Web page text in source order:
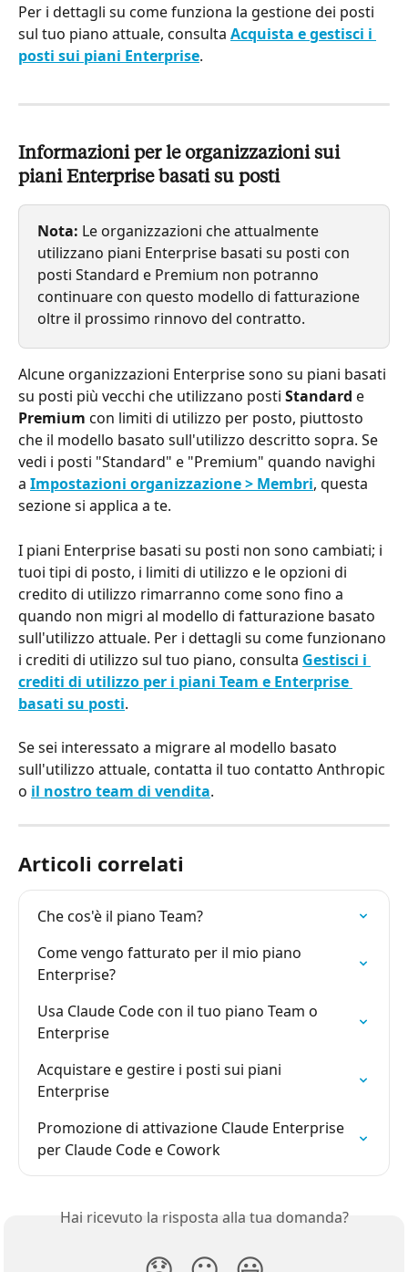
Per i dettagli su come funziona la gestione dei posti
sul tuo piano attuale, consulta Acquista e gestisci i
posti sui piani Enterprise.
Informazioni per le organizzazioni sui
piani Enterprise basati su posti
Nota: Le organizzazioni che attualmente
utilizzano piani Enterprise basati su posti con
posti Standard e Premium non potranno
continuare con questo modello di fatturazione
oltre il prossimo rinnovo del contratto.
Alcune organizzazioni Enterprise sono su piani basati
su posti più vecchi che utilizzano posti Standard e
Premium con limiti di utilizzo per posto, piuttosto
che il modello basato sull'utilizzo descritto sopra. Se
vedi i posti "Standard" e "Premium" quando navighi
a Impostazioni organizzazione > Membri, questa
sezione si applica a te.
I piani Enterprise basati su posti non sono cambiati; i
tuoi tipi di posto, i limiti di utilizzo e le opzioni di
credito di utilizzo rimarranno come sono fino a
quando non migri al modello di fatturazione basato
sull'utilizzo attuale. Per i dettagli su come funzionano
i crediti di utilizzo sul tuo piano, consulta Gestisci i
crediti di utilizzo per i piani Team e Enterprise
basati su posti.
Se sei interessato a migrare al modello basato
sull'utilizzo attuale, contatta il tuo contatto Anthropic
o il nostro team di vendita.
Articoli correlati
Che cos'è il piano Team?
Come vengo fatturato per il mio piano
Enterprise?
Usa Claude Code con il tuo piano Team o
Enterprise
Acquistare e gestire i posti sui piani
Enterprise
Promozione di attivazione Claude Enterprise
per Claude Code e Cowork
Hai ricevuto la risposta alla tua domanda?